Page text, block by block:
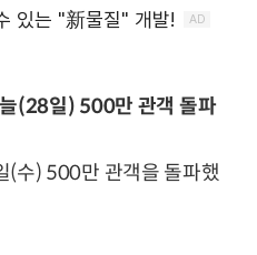
늘(28일) 500만 관객 돌파
수) 500만 관객을 돌파했